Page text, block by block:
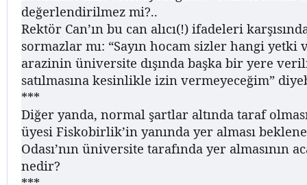
değerlendirilmez mi?..
Rektör Can’ın bu can alıcı(!) ifadeleri
sormazlar mı: “Sayın hocam sizler hangi yetki
arazinin üniversite dışında başka bir yere
satılmasına kesinlikle izin vermeyeceğim”
***
Diğer yanda, normal şartlar altında taraf
üyesi Fiskobirlik’in yanında yer alması
Odası’nın üniversite tarafında yer almasının
nedir?